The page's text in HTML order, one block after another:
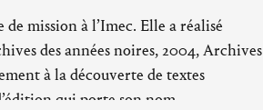
mission à l’Imec. Elle a réalisé
des années noires, 2004, Archives
à la découverte de textes
qui porte son nom.